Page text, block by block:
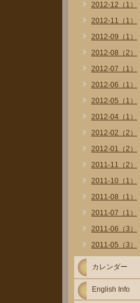
2012-12（1）
2012-11（1）
2012-09（1）
2012-08（2）
2012-07（1）
2012-06（1）
2012-05（1）
2012-04（1）
2012-02（2）
2012-01（2）
2011-11（2）
2011-10（1）
2011-08（1）
2011-07（1）
2011-06（3）
2011-05（3）
カレンダー
English Info